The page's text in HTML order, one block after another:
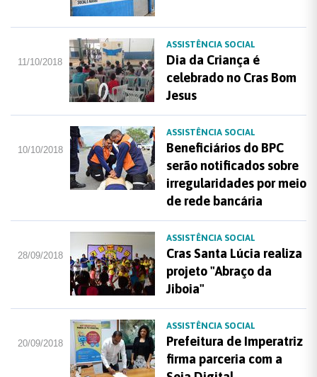
11/10/2018
ASSISTÊNCIA SOCIAL
Dia da Criança é
celebrado no Cras Bom
Jesus
10/10/2018
ASSISTÊNCIA SOCIAL
Beneficiários do BPC
serão notificados sobre
irregularidades por meio
de rede bancária
28/09/2018
ASSISTÊNCIA SOCIAL
Cras Santa Lúcia realiza
projeto "Abraço da
Jiboia"
20/09/2018
ASSISTÊNCIA SOCIAL
Prefeitura de Imperatriz
firma parceria com a